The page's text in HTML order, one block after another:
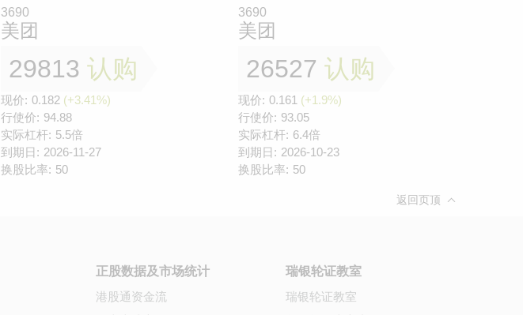
3690
美团
29813 认购
现价: 0.182 (+3.41%)
行使价: 94.88
实际杠杆: 5.5倍
到期日: 2026-11-27
换股比率: 50
3690
美团
26527 认购
现价: 0.161 (+1.9%)
行使价: 93.05
实际杠杆: 6.4倍
到期日: 2026-10-23
换股比率: 50
返回页顶
正股数据及市场统计
港股通资金流
瑞银轮证教室
瑞银轮证教室